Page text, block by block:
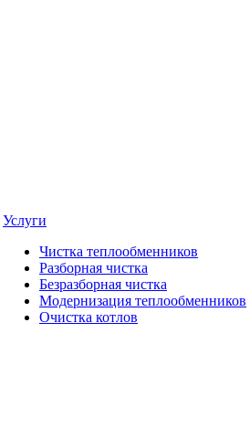
Услуги
Чистка теплообменников
Разборная чистка
Безразборная чистка
Модернизация теплообменников
Очистка котлов